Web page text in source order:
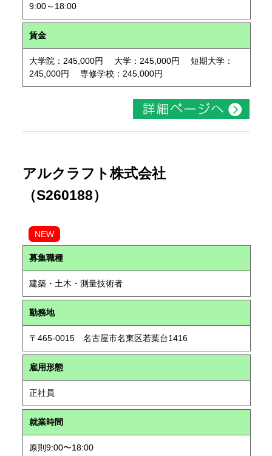
9:00～18:00
賃金
大学院：245,000円 大学：245,000円 短期大学：
245,000円 専修学校：245,000円
アルクラフト株式会社
（S260188）
NEW
募集職種
建築・土木・測量技術者
勤務地
〒465-0015 名古屋市名東区若葉台1416
雇用形態
正社員
就業時間
原則9:00〜18:00